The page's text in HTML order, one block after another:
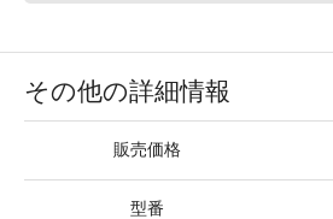
その他の詳細情報
販売価格
型番